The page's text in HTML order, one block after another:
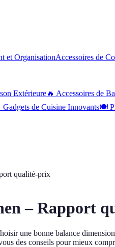
et OrganisationAccessoires de
Extérieure🔥 Accessoires de
Gadgets de Cuisine Innovants🍽
qualité-prix
– Rapport
une bonne balance
des conseils pour mieux